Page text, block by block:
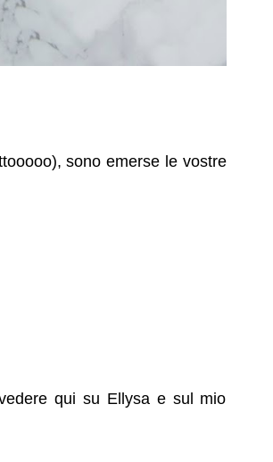
sono emerse le vostre
qui su Ellysa e sul mio